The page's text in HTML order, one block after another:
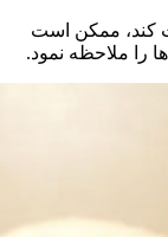
کند، ممکن است
را ملاحظه نمود.